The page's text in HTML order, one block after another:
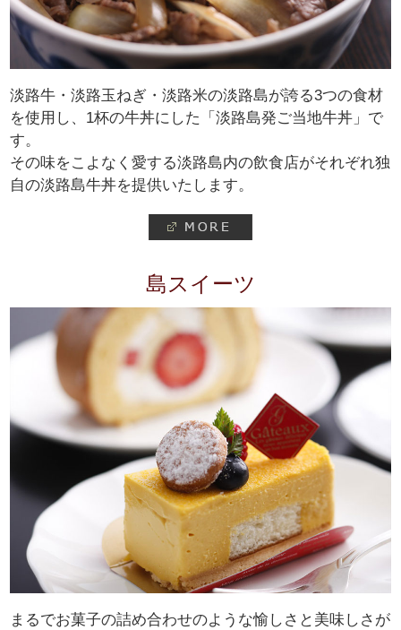
淡路牛・淡路玉ねぎ・淡路米の淡路島が誇る3つの食材
を使用し、1杯の牛丼にした「淡路島発ご当地牛丼」で
す。
その味をこよなく愛する淡路島内の飲食店がそれぞれ独
自の淡路島牛丼を提供いたします。
島スイーツ
まるでお菓子の詰め合わせのような愉しさと美味しさが